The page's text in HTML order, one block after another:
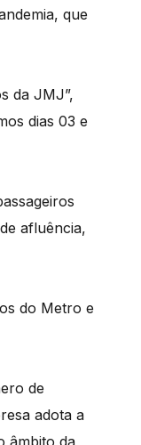
que
da JMJ”,
dias 03 e
afluência,
do Metro e
de
adota a
âmbito da